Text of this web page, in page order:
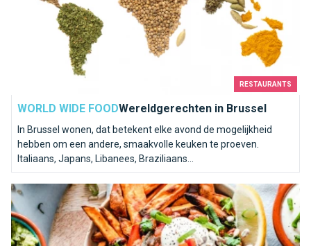
RESTAURANTS
WORLD WIDE FOODWereldgerechten in Brussel
In Brussel wonen, dat betekent elke avond de mogelijkheid
hebben om een andere, smaakvolle keuken te proeven.
Italiaans, Japans, Libanees, Braziliaans...
Vegetarische restaurants in Brussel